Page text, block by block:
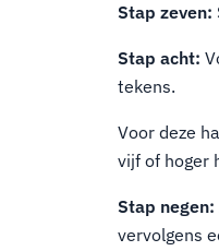
Stap zeven:
Stap acht:
tekens.
Voor deze
vijf of hoger
Stap negen:
vervolgens